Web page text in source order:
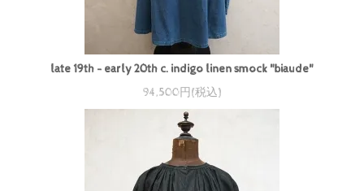
late 19th - early 20th c. indigo linen smock "biaude"
94,500円(税込)